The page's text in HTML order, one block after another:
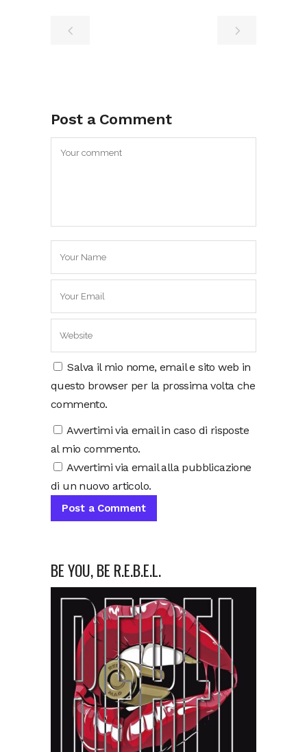
Post a Comment
Salva il mio nome, email e sito web in
questo browser per la prossima volta che
commento.
Avvertimi via email in caso di risposte
al mio commento.
Avvertimi via email alla pubblicazione
di un nuovo articolo.
BE YOU, BE R.E.B.E.L.